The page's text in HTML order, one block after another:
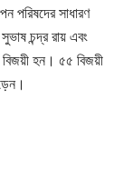
পরিষদের সাধারণ
চন্দ্র রায় এবং
হন। ৫৫ বিজয়ী